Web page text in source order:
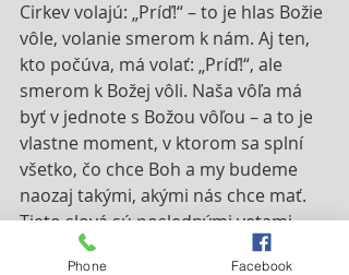
Cirkev volajú: „Príď!“ – to je hlas Božie
vôle, volanie smerom k nám. Aj ten,
kto počúva, má volať: „Príď!“, ale
smerom k Božej vôli. Naša vôľa má
byť v jednote s Božou vôľou – a to je
vlastne moment, v ktorom sa splní
všetko, čo chce Boh a my budeme
naozaj takými, akými nás chce mať.
Tieto slová sú poslednými vetami
Svätého písma.
Phone Facebook